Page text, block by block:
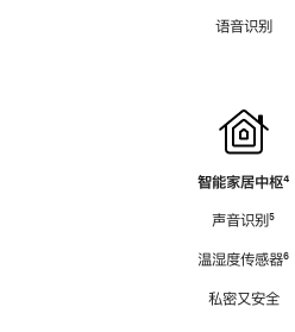
语音识别
智能家居中枢脚
⁴
声音识别脚
⁵
温湿度传感器脚
⁶
私密又安全